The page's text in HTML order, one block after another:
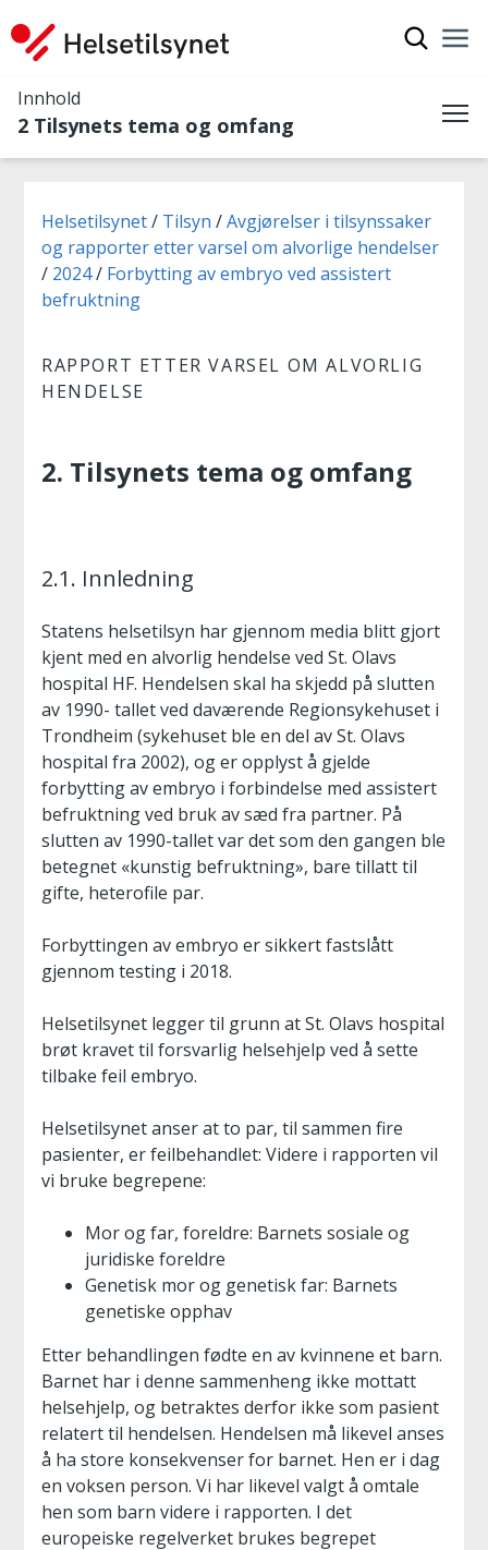
Innhold
2 Tilsynets tema og omfang
Du er her:
Helsetilsynet Tilsyn
Avgjørelser i tilsynssaker
og rapporter etter varsel om alvorlige hendelser
2024
Forbytting av embryo ved assistert
befruktning
RAPPORT ETTER VARSEL OM ALVORLIG
HENDELSE
2. Tilsynets tema og omfang
2.1. Innledning
Statens helsetilsyn har gjennom media blitt gjort
kjent med en alvorlig hendelse ved St. Olavs
hospital HF. Hendelsen skal ha skjedd på slutten
av 1990- tallet ved daværende Regionsykehuset i
Trondheim (sykehuset ble en del av St. Olavs
hospital fra 2002), og er opplyst å gjelde
forbytting av embryo i forbindelse med assistert
befruktning ved bruk av sæd fra partner. På
slutten av 1990-tallet var det som den gangen ble
betegnet «kunstig befruktning», bare tillatt til
gifte, heterofile par.
Forbyttingen av embryo er sikkert fastslått
gjennom testing i 2018.
Helsetilsynet legger til grunn at St. Olavs hospital
brøt kravet til forsvarlig helsehjelp ved å sette
tilbake feil embryo.
Helsetilsynet anser at to par, til sammen fire
pasienter, er feilbehandlet: Videre i rapporten vil
vi bruke begrepene:
Mor og far, foreldre: Barnets sosiale og
juridiske foreldre
Genetisk mor og genetisk far: Barnets
genetiske opphav
Etter behandlingen fødte en av kvinnene et barn.
Barnet har i denne sammenheng ikke mottatt
helsehjelp, og betraktes derfor ikke som pasient
relatert til hendelsen. Hendelsen må likevel anses
å ha store konsekvenser for barnet. Hen er i dag
en voksen person. Vi har likevel valgt å omtale
hen som barn videre i rapporten. I det
europeiske regelverket brukes begrepet